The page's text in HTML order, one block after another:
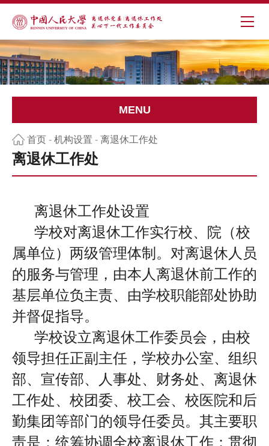
MENU
首页 - 机构设置 - 离退休工作处
离退休工作处
离退休工作处设置
学校对离退休工作实行校、院（校
属单位）两级管理体制。对离退休人员
的服务与管理，由本人离退休前工作的
基层单位负主责、由学校职能部处协助
并督促指导。
学校设立离退休工作委员会，由校
领导担任正副主任，学校办公室、组织
部、宣传部、人事处、财务处、离退休
工作处、校团委、校工会、校医院和后
勤集团等部门的领导任委员。其主要职
责是：统筹协调全校离退休工作；贯彻